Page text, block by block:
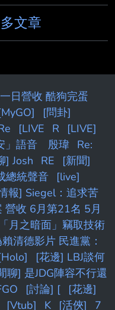
文章
日營收 酷狗完蛋
[問卦]
[LIVE R
[LIVE]
」語音 殷瑋 Re:
] Josh RE
[新聞]
總統聲音
[live]
報] Siegel：追求苦
營收 6月第21名 5月
月之暗面」竊取技術
清德影片 民進黨：
[花邊] LBJ談何
聊] 是JDG陣容不行還
[討論] [
[花邊]
[Vtub] K [活俠] 7